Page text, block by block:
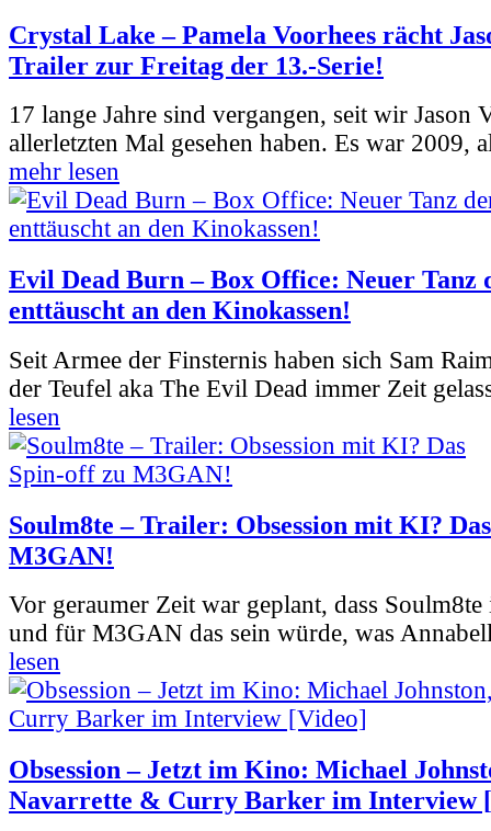
Crystal Lake – Pamela Voorhees rächt
Trailer zur Freitag der 13.-Serie!
17 lange Jahre sind vergangen, seit wir Jason
allerletzten Mal gesehen haben. Es war 2009,
mehr lesen
Evil Dead Burn – Box Office: Neuer Tanz
enttäuscht an den Kinokassen!
Seit Armee der Finsternis haben sich Sam
der Teufel aka The Evil Dead immer Zeit
lesen
Soulm8te – Trailer: Obsession mit KI?
M3GAN!
Vor geraumer Zeit war geplant, dass
und für M3GAN das sein würde, was
lesen
Obsession – Jetzt im Kino: Michael
Navarrette & Curry Barker im Interview